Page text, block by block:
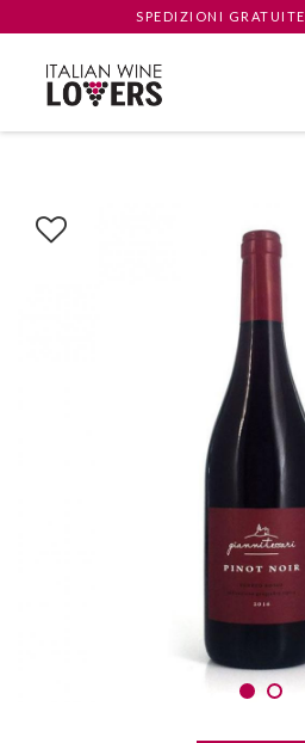
SPEDIZIONI GRATUITE